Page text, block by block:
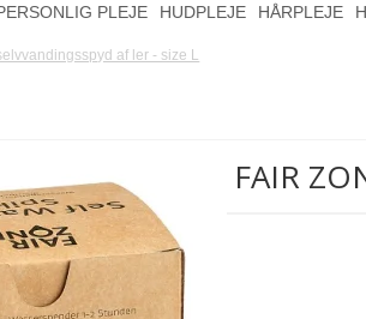
PLEJE HUDPLEJE HÅRPLEJE
af ler - size L
FAIR